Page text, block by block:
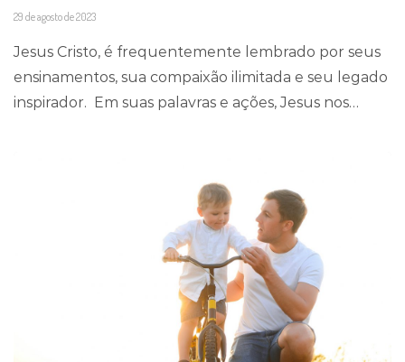
29 de agosto de 2023
Jesus Cristo, é frequentemente lembrado por seus
ensinamentos, sua compaixão ilimitada e seu legado
inspirador. Em suas palavras e ações, Jesus nos…